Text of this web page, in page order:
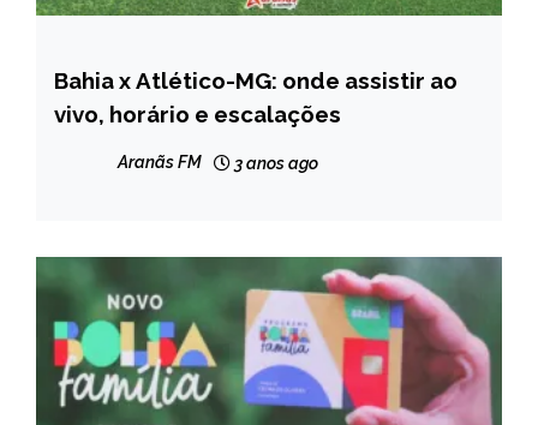
ESPORTES
NOTÍCIAS
Bahia x Atlético-MG: onde assistir ao
vivo, horário e escalações
Aranãs FM 3 anos ago